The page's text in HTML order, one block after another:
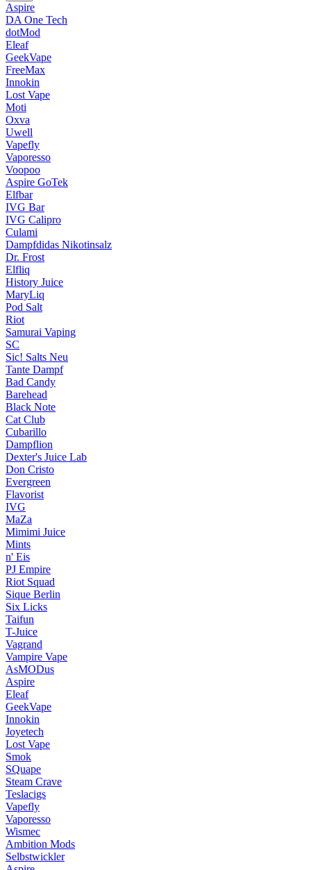
Aspire
DA One Tech
dotMod
Eleaf
GeekVape
FreeMax
Innokin
Lost Vape
Moti
Oxva
Uwell
Vapefly
Vaporesso
Voopoo
Aspire GoTek
Elfbar
IVG Bar
IVG Calipro
Culami
Dampfdidas Nikotinsalz
Dr. Frost
Elfliq
History Juice
MaryLiq
Pod Salt
Riot
Samurai Vaping
SC
Sic! Salts Neu
Tante Dampf
Bad Candy
Barehead
Black Note
Cat Club
Cubarillo
Dampflion
Dexter's Juice Lab
Don Cristo
Evergreen
Flavorist
IVG
MaZa
Mimimi Juice
Mints
n' Eis
PJ Empire
Riot Squad
Sique Berlin
Six Licks
Taifun
T-Juice
Vagrand
Vampire Vape
AsMODus
Aspire
Eleaf
GeekVape
Innokin
Joyetech
Lost Vape
Smok
SQuape
Steam Crave
Teslacigs
Vapefly
Vaporesso
Wismec
Ambition Mods
Selbstwickler